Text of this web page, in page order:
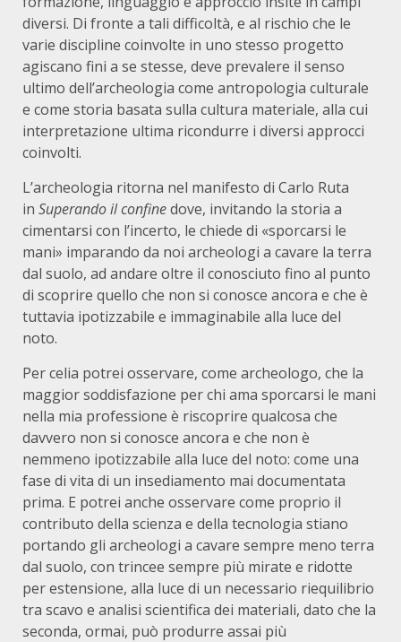
diversi. Di fronte a tali difficoltà, e al rischio che le
varie discipline coinvolte in uno stesso progetto
agiscano fini a se stesse, deve prevalere il senso
ultimo dell’archeologia come antropologia culturale
e come storia basata sulla cultura materiale, alla cui
interpretazione ultima ricondurre i diversi approcci
coinvolti.
L’archeologia ritorna nel manifesto di Carlo Ruta
in Superando il confinedove, invitando la storia a
cimentarsi con l’incerto, le chiede di «sporcarsi le
mani» imparando da noi archeologi a cavare la terra
dal suolo, ad andare oltre il conosciuto fino al punto
di scoprire quello che non si conosce ancora e che è
tuttavia ipotizzabile e immaginabile alla luce del
noto.
Per celia potrei osservare, come archeologo, che la
maggior soddisfazione per chi ama sporcarsi le mani
nella mia professione è riscoprire qualcosa che
davvero non si conosce ancora e che non è
nemmeno ipotizzabile alla luce del noto: come una
fase di vita di un insediamento mai documentata
prima. E potrei anche osservare come proprio il
contributo della scienza e della tecnologia stiano
portando gli archeologi a cavare sempre meno terra
dal suolo, con trincee sempre più mirate e ridotte
per estensione, alla luce di un necessario riequilibrio
tra scavo e analisi scientifica dei materiali, dato che la
seconda, ormai, può produrre assai più